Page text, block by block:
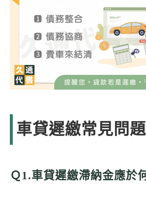
車貸遲繳常見問題
Ｑ1.車貸遲繳滯納金應於